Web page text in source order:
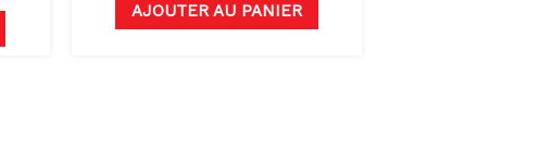
AJOUTER AU PANIER